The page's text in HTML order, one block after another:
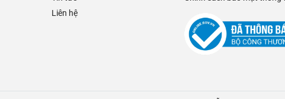
Liên hệ